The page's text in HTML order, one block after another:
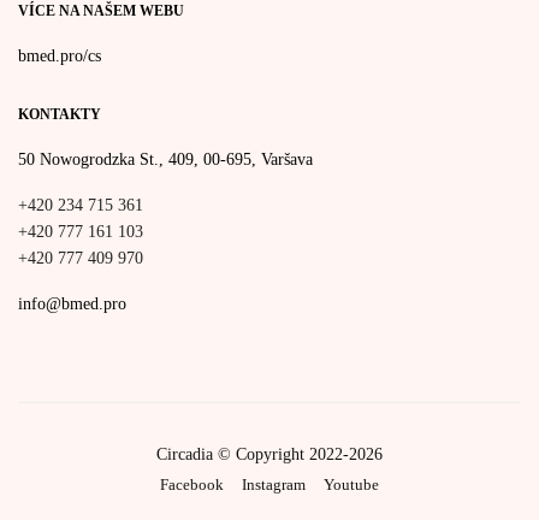
VÍCE NA NAŠEM WEBU
bmed.pro/cs
KONTAKTY
50 Nowogrodzka St., 409, 00-695, Varšava
+420 234 715 361
+420 777 161 103
+420 777 409 970
info@bmed.pro
Circadia © Copyright 2022-2026
Facebook
Instagram Youtube